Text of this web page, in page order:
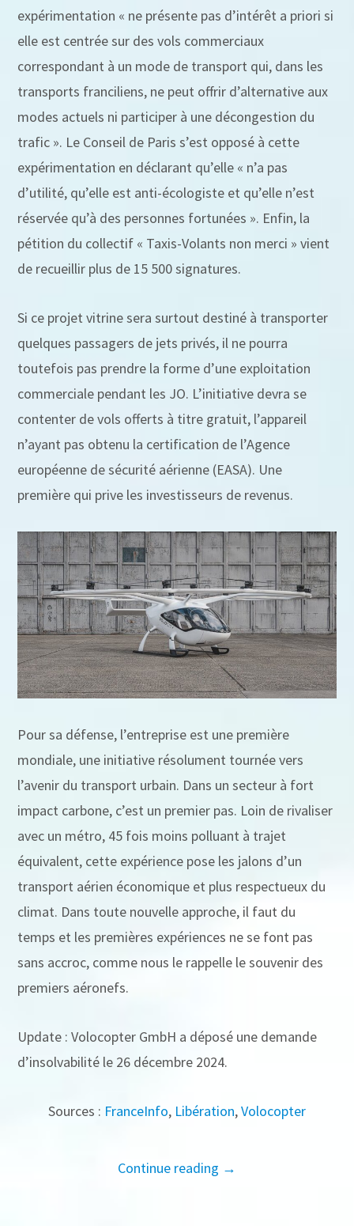
expérimentation « ne présente pas d’intérêt a priori si
elle est centrée sur des vols commerciaux
correspondant à un mode de transport qui, dans les
transports franciliens, ne peut offrir d’alternative aux
modes actuels ni participer à une décongestion du
trafic ». Le Conseil de Paris s’est opposé à cette
expérimentation en déclarant qu’elle « n’a pas
d’utilité, qu’elle est anti-écologiste et qu’elle n’est
réservée qu’à des personnes fortunées ». Enfin, la
pétition du collectif « Taxis-Volants non merci » vient
de recueillir plus de 15 500 signatures.
Si ce projet vitrine sera surtout destiné à transporter
quelques passagers de jets privés, il ne pourra
toutefois pas prendre la forme d’une exploitation
commerciale pendant les JO. L’initiative devra se
contenter de vols offerts à titre gratuit, l’appareil
n’ayant pas obtenu la certification de l’Agence
européenne de sécurité aérienne (EASA). Une
première qui prive les investisseurs de revenus.
Pour sa défense, l’entreprise est une première
mondiale, une initiative résolument tournée vers
l’avenir du transport urbain. Dans un secteur à fort
impact carbone, c’est un premier pas. Loin de rivaliser
avec un métro, 45 fois moins polluant à trajet
équivalent, cette expérience pose les jalons d’un
transport aérien économique et plus respectueux du
climat. Dans toute nouvelle approche, il faut du
temps et les premières expériences ne se font pas
sans accroc, comme nous le rappelle le souvenir des
premiers aéronefs.
Update : Volocopter GmbH a déposé une demande
d’insolvabilité le 26 décembre 2024.
Sources : FranceInfo, Libération,Volocopter
Continue reading →